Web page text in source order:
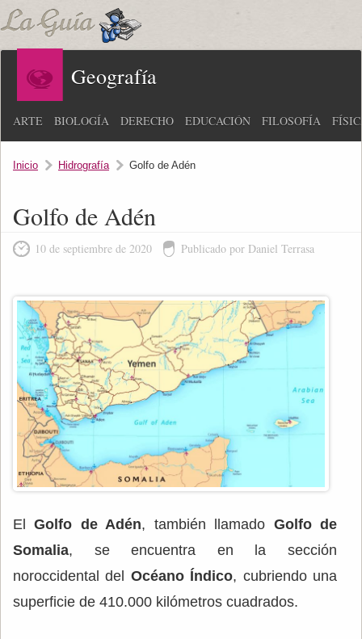
Geografía
ARTE BIOLOGÍA DERECHO EDUCACIÓN FILOSOFÍA
Inicio Hidrografía Golfo de Adén
Golfo de Adén
10 de septiembre de 2020 Publicado por Daniel Terrasa
ElGolfo de Adén, también llamado Golfo de
Somalia, se encuentra en la sección
noroccidental del Océano Índico, cubriendo una
superficie de 410.000 kilómetros cuadrados.